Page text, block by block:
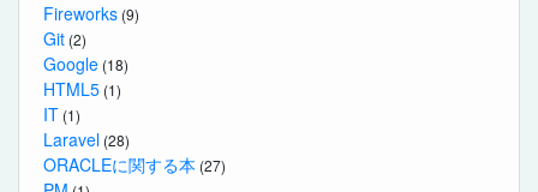
Fireworks (9)
Git (2)
Google (18)
HTML5 (1)
IT (1)
Laravel (28)
ORACLEに関する本 (27)